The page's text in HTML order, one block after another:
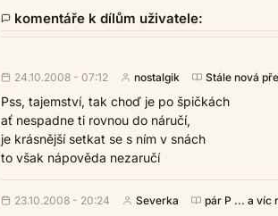
komentáře k dílům uživatele:
24.10.2008 - 07:12 nostalgik Stále nová
Pss, tajemství, tak choď je po špičkách
ať nespadne ti rovnou do náručí,
je krásnější setkat se s ním v snách
to však nápověda nezaručí
23.10.2008 - 20:24 Severka pár P ... a víc